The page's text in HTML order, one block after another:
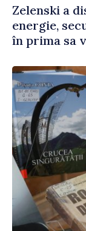
Zelenski a
energie,
în prima sa